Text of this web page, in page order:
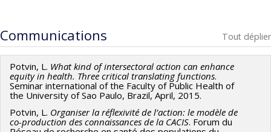
Communications Tout déplier
Potvin, L. What kind of intersectoral action can enhance
equity in health. Three critical translating functions.
Seminar international of the Faculty of Public Health of
the University of Sao Paulo, Brazil, April, 2015.
Potvin, L. Organiser la réflexivité de l’action: le modèle de
co-production des connaissances de la CACIS. Forum du